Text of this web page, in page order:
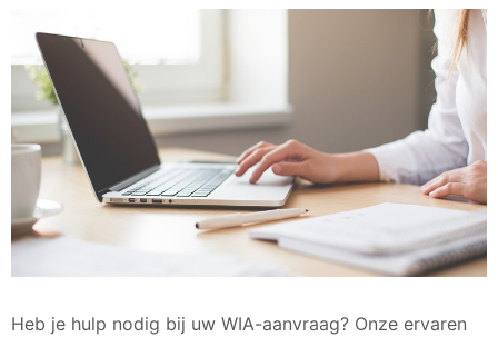
Heb je hulp nodig bij uw WIA-aanvraag? Onze ervaren